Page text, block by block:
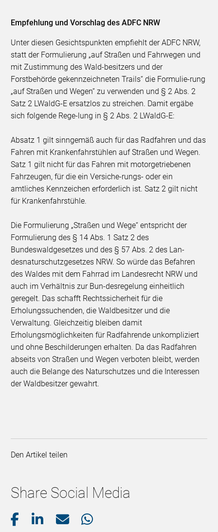
Empfehlung und Vorschlag des ADFC NRW
Unter diesen Gesichtspunkten empfiehlt der ADFC NRW,
statt der Formulierung „auf Straßen und Fahrwegen und
mit Zustimmung des Wald-besitzers und der
Forstbehörde gekennzeichneten Trails“ die Formulie-rung
„auf Straßen und Wegen“ zu verwenden und § 2 Abs. 2
Satz 2 LWaldG-E ersatzlos zu streichen. Damit ergäbe
sich folgende Rege-lung in § 2 Abs. 2 LWaldG-E:
Absatz 1 gilt sinngemäß auch für das Radfahren und das
Fahren mit Krankenfahrstühlen auf Straßen und Wegen.
Satz 1 gilt nicht für das Fahren mit motorgetriebenen
Fahrzeugen, für die ein Versiche-rungs- oder ein
amtliches Kennzeichen erforderlich ist. Satz 2 gilt nicht
für Krankenfahrstühle.
Die Formulierung „Straßen und Wege“ entspricht der
Formulierung des § 14 Abs. 1 Satz 2 des
Bundeswaldgesetzes und des § 57 Abs. 2 des Lan-
desnaturschutzgesetzes NRW. So würde das Befahren
des Waldes mit dem Fahrrad im Landesrecht NRW und
auch im Verhältnis zur Bun-desregelung einheitlich
geregelt. Das schafft Rechtssicherheit für die
Erholungssuchenden, die Waldbesitzer und die
Verwaltung. Gleichzeitig bleiben damit
Erholungsmöglichkeiten für Radfahrende unkompliziert
und ohne Beschilderungen erhalten. Da das Radfahren
abseits von Straßen und Wegen verboten bleibt, werden
auch die Belange des Naturschutzes und die Interessen
der Waldbesitzer gewahrt.
Den Artikel teilen
Share Social Media